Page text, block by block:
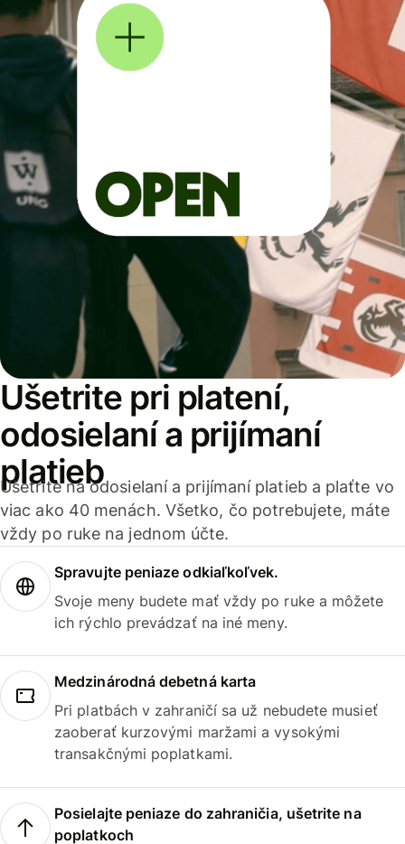
Ušetrite pri platení,
odosielaní a prijímaní
platieb
Ušetrite na odosielaní a prijímaní platieb a plaťte vo
viac ako 40 menách. Všetko, čo potrebujete, máte
vždy po ruke na jednom účte.
Spravujte peniaze odkiaľkoľvek.
Svoje meny budete mať vždy po ruke a môžete
ich rýchlo prevádzať na iné meny.
Medzinárodná debetná karta
Pri platbách v zahraničí sa už nebudete musieť
zaoberať kurzovými maržami a vysokými
transakčnými poplatkami.
Posielajte peniaze do zahraničia, ušetrite na
poplatkoch